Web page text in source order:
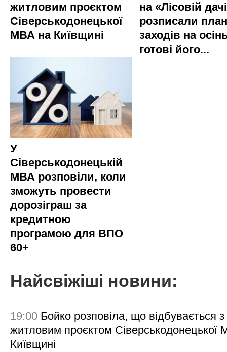
житловим проєктом
Сіверськодонецької
МВА на Київщині
на «Лісовій
розписали план
заходів на
готові його...
У
Сіверськодонецькій
МВА розповіли, коли
зможуть провести
дорозіграш за
кредитною
програмою для ВПО
60+
Найсвіжіші новини:
19:00 Бойко розповіла, що відбувається з
житловим проєктом Сіверськодонецької
Київщині